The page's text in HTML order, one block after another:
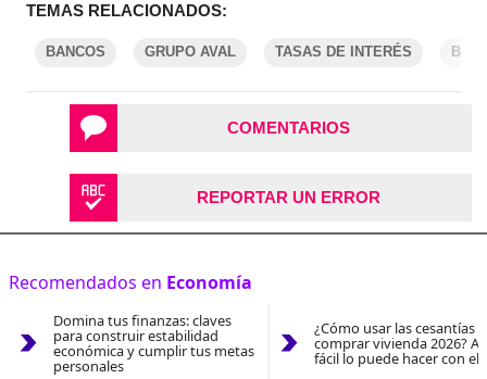
TEMAS RELACIONADOS:
BANCOS GRUPO AVAL TASAS DE INTERÉS
COMENTARIOS
REPORTAR UN ERROR
Recomendados en Economía
Domina tus finanzas: claves
para construir estabilidad
económica y cumplir tus metas
personales
¿Cómo usar las cesantías
comprar vivienda 2026?
fácil lo puede hacer con el